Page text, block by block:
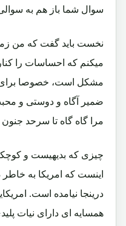
سوال شما باز هم به
نخست باید گفت که من
میکنم که احساسات را
مشکل است، خصوصا برای
ضمیر آگاه و دوستی و
مرا گاه گاه تا سرحد جنون
چیزی که بدیهیست و
اینست که امریکا به
درینجا نیامده است.
همسایه ای دارای نیات